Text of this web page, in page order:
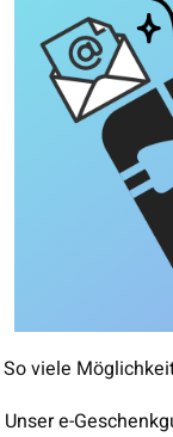
So viele
Unser e-